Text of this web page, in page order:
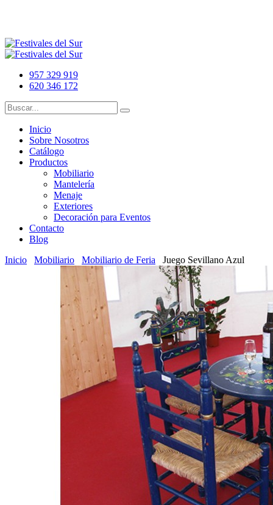
957 329 919
620 346 172
Inicio
Sobre Nosotros
Catálogo
Productos
Mobiliario
Mantelería
Menaje
Exteriores
Decoración para Eventos
Contacto
Blog
Inicio
Mobiliario Mobiliario de Feria Juego Sevillano Azul